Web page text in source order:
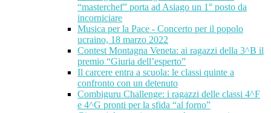
“masterchef” porta ad Asiago un 1° posto da
incorniciare
Musica per la Pace - Concerto per il popolo
ucraino, 18 marzo 2022
Contest Montagna Veneta: ai ragazzi della 3^B il
premio “Giuria dell’esperto”
Il carcere entra a scuola: le classi quinte a
confronto con un detenuto
Combiguru Challenge: i ragazzi delle classi 4^F
e 4^G pronti per la sfida “al forno”